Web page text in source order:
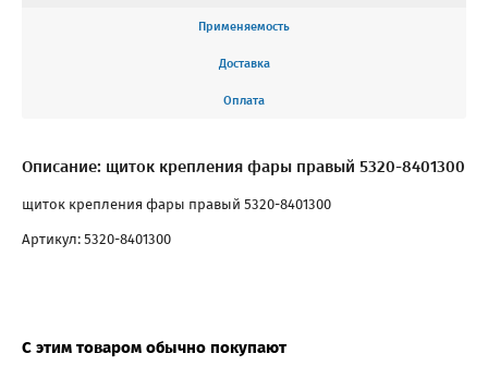
Применяемость
Доставка
Оплата
Описание: щиток крепления фары правый 5320-8401300
щиток крепления фары правый 5320-8401300
Артикул: 5320-8401300
С этим товаром обычно покупают